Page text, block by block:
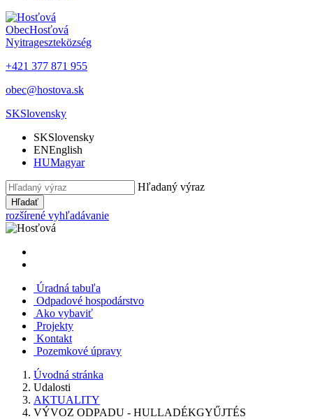
ObecHosťová
Nyitrageszteközség
+421 377 871 955
obec@hostova.sk
SKSlovensky
SKSlovensky
ENEnglish
HUMagyar
Hľadaný výraz
Hľadať
rozšírené vyhľadávanie
Úradná tabuľa
Odpadové hospodárstvo
Ako vybaviť
Projekty
Kontakt
Pozemkové úpravy
Úvodná stránka
Udalosti
AKTUALITY
VÝVOZ ODPADU - HULLADÉKGYŰJTÉS